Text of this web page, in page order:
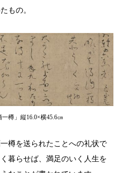
もの。
樽」縦16.0×横45.6㎝
樽を送られたことへの礼状で
暮らせば、満足のいく人生を